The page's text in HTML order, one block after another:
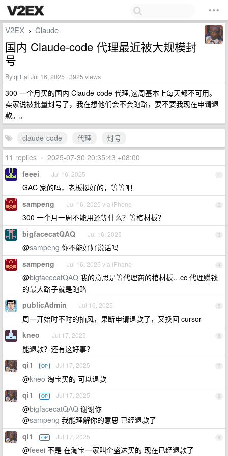
V2EX › Claude
国内 Claude-code 代理最近被大规模封
号
Byqi1 at Jul 16, 2025 · 3925 views
300 一个月买的国内 Claude-code 代理,这周基本上每天都不可用。
卖家说被批量封号了，我在想他们会不会跑路，要不要我现在申请退
款。。
claude-code 代理
封号
11 replies • 2025-07-30 20:35:43 +08:00
1
feeei Jul 16, 2025
GAC 家的吗，老板挺好的，等等吧
2
sampeng Jul 16, 2025 via iPhone
300 一个月一周不能用还等什么？等棺材板？
3
bigfacecatQAQ Jul 16, 2025
@sampeng 你不能好好说话吗
4
sampeng Jul 16, 2025 via iPhone
@bigfacecatQAQ 我的意思是等代理商的棺材板…cc 代理赚钱
的最大路子就是跑路
5
publicAdmin Jul 16, 2025
周一开始时不时的抽风，果断申请退款了，又换回 cursor
6
kneo Jul 17, 2025
能退款？还有这好事？
7
qi1 OP Jul 17, 2025
@kneo 淘宝买的 可以退款
8
qi1 OP Jul 17, 2025
@bigfacecatQAQ 谢谢你
@sampeng 我能理解你的意思 已经退款了
9
qi1 OP Jul 17, 2025
@feeei 不是 在淘宝一家叫企盛达买的 现在已经退款了